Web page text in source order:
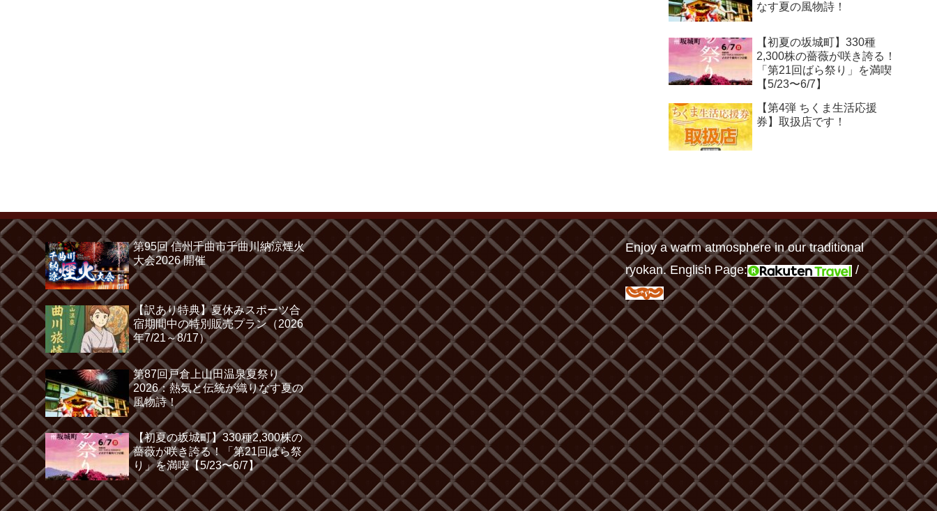
なす夏の風物詩！
【初夏の坂城町】330種
2,300株の薔薇が咲き誇る！
「第21回ばら祭り」を満喫
【5/23〜6/7】
【第4弾 ちくま生活応援
券】取扱店です！
第95回 信州千曲市千曲川納涼煙火
大会2026 開催
【訳あり特典】夏休みスポーツ合
宿期間中の特別販売プラン（2026
年7/21～8/17）
第87回戸倉上山田温泉夏祭り
2026：熱気と伝統が織りなす夏の
風物詩！
【初夏の坂城町】330種2,300株の
薔薇が咲き誇る！「第21回ばら祭
り」を満喫【5/23〜6/7】
Enjoy a warm atmosphere in our traditional
ryokan. English Page:
/